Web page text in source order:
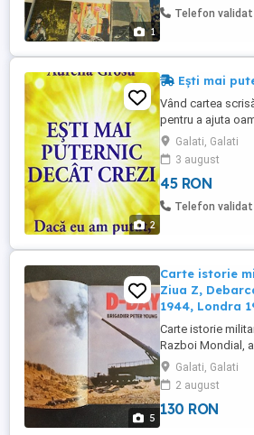
1
Alphonse Daudet,
Telefon validat
2
Ești mai
Vând cartea
pentru a ajuta
facă cu viața lor,
salvatoare și căi
vieții!!! Cu
Galati, Galati
3 august
45 RON
Telefon validat
5
Carte istorie
Ziua Z,
1944, Londra
Carte istorie
Razboi Mondial,
poze si harti cu
engleza despre
din Normandia
aparuta la Londra
Galati, Galati
2 august
130 RON